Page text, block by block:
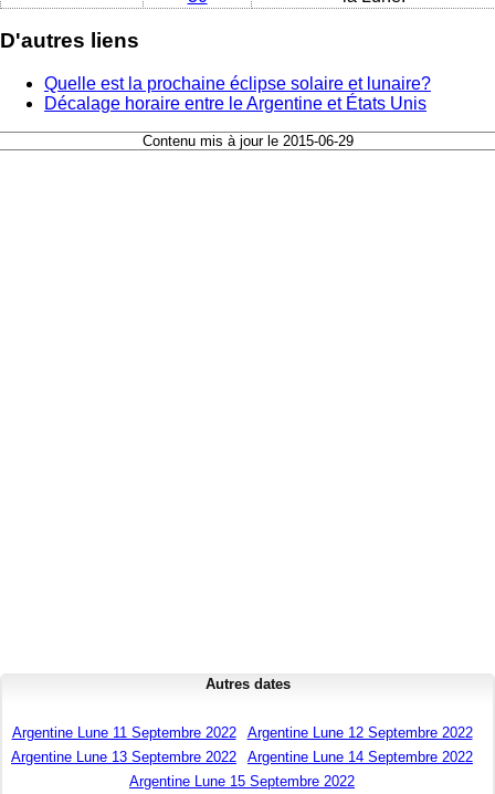
D'autres liens
Quelle est la prochaine éclipse solaire et lunaire?
Décalage horaire entre le Argentine et États Unis
Contenu mis à jour le 2015-06-29
Autres dates
Argentine Lune 11 Septembre 2022
Argentine Lune 12 Septembre 2022
Argentine Lune 13 Septembre 2022
Argentine Lune 14 Septembre 2022
Argentine Lune 15 Septembre 2022